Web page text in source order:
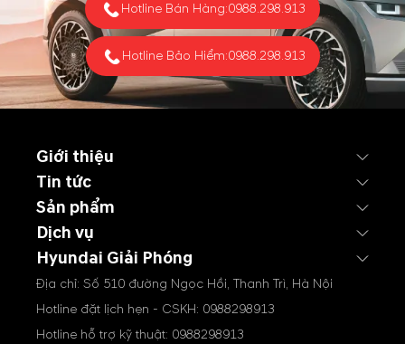
Hotline Bán Hàng:0988.298.913
Hotline Bảo Hiểm:0988.298.913
Giới thiệu
Tin tức
Sản phẩm
Dịch vụ
Hyundai Giải Phóng
Địa chỉ: Số 510 đường Ngọc Hồi, Thanh Trì, Hà Nội
Hotline đặt lịch hẹn - CSKH: 0988298913
Hotline hỗ trợ kỹ thuật: 0988298913